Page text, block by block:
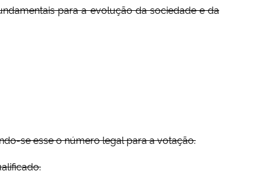
para a evolução da sociedade e da
se esse o número legal para a votação.